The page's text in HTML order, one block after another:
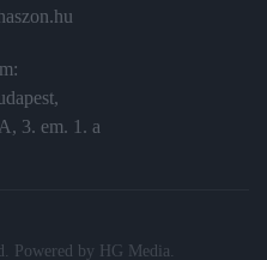
3. em. 1. a
Powered by HG Media.